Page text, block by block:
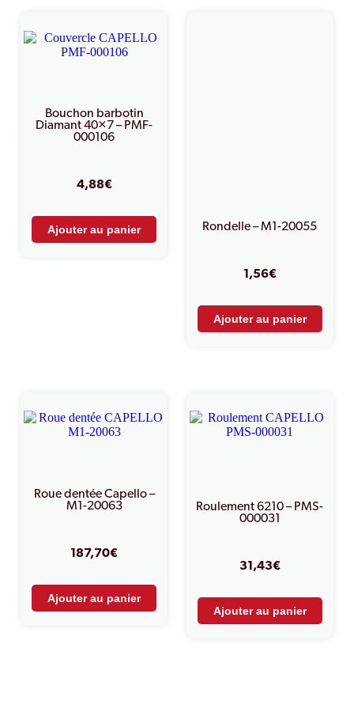
Bouchon barbotin
Diamant 40×7 – PMF-
000106
4,88€
Ajouter au panier Rondelle – M1-20055
1,56€
Ajouter au panier
Roue dentée Capello –
M1-20063
187,70€
Ajouter au panier
Roulement 6210 – PMS-
000031
31,43€
Ajouter au panier